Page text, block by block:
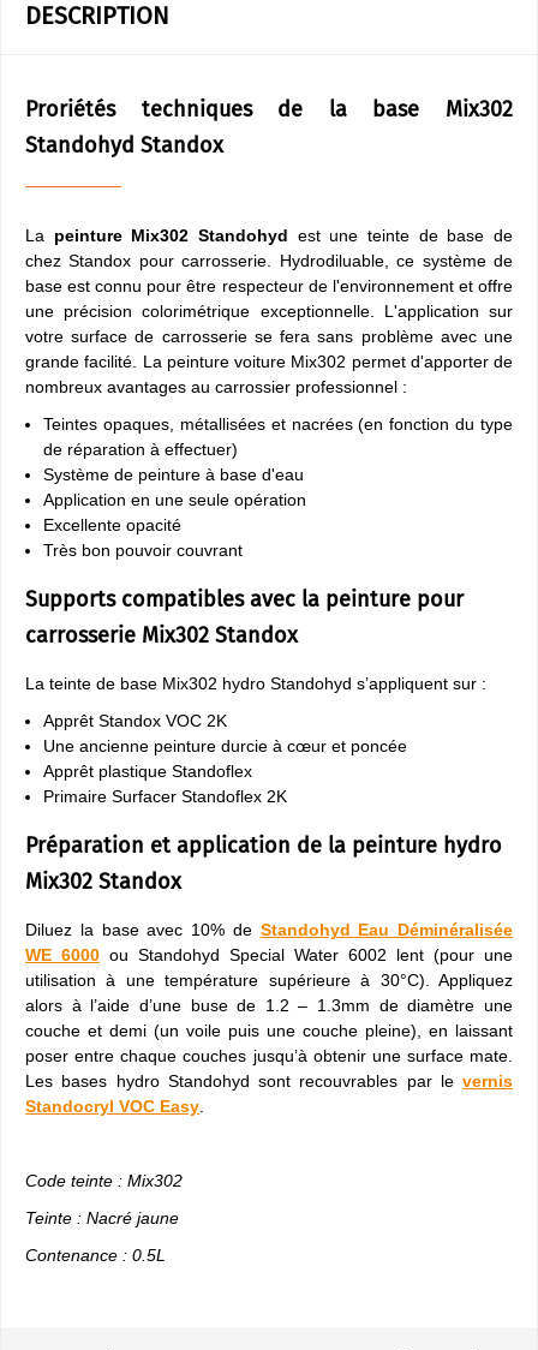
DESCRIPTION
Proriétés techniques de la base Mix302
Standohyd Standox
La peinture Mix302 Standohyd est une teinte de base de
chez Standox pour carrosserie. Hydrodiluable, ce système de
base est connu pour être respecteur de l'environnement et offre
une précision colorimétrique exceptionnelle. L'application sur
votre surface de carrosserie se fera sans problème avec une
grande facilité. La peinture voiture Mix302 permet d'apporter de
nombreux avantages au carrossier professionnel :
Teintes opaques, métallisées et nacrées (en fonction du type
de réparation à effectuer)
Système de peinture à base d'eau
Application en une seule opération
Excellente opacité
Très bon pouvoir couvrant
Supports compatibles avec la peinture pour
carrosserie Mix302 Standox
La teinte de base Mix302 hydro Standohyd s’appliquent sur :
Apprêt Standox VOC 2K
Une ancienne peinture durcie à cœur et poncée
Apprêt plastique Standoflex
Primaire Surfacer Standoflex 2K
Préparation et application de la peinture hydro
Mix302 Standox
Diluez la base avec 10% de Standohyd Eau Déminéralisée
WE 6000 ou Standohyd Special Water 6002 lent (pour une
utilisation à une température supérieure à 30°C). Appliquez
alors à l’aide d’une buse de 1.2 – 1.3mm de diamètre une
couche et demi (un voile puis une couche pleine), en laissant
poser entre chaque couches jusqu’à obtenir une surface mate.
Les bases hydro Standohyd sont recouvrables par le vernis
Standocryl VOC Easy
Code teinte : Mix302
Teinte : Nacré jaune
Contenance : 0.5L